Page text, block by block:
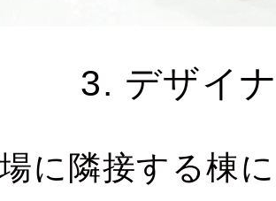
3. デザイ
に隣接する棟